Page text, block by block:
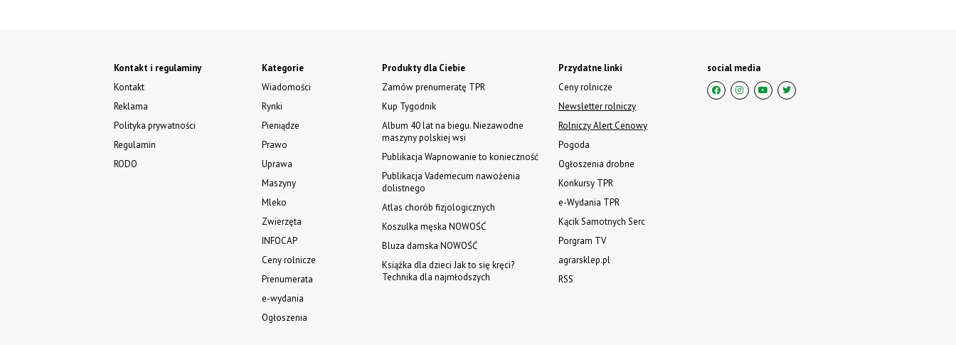
Kontakt i regulaminy
Kontakt
Reklama
Polityka prywatności
Regulamin
RODO
Kategorie
Wiadomości
Rynki
Pieniądze
Prawo
Uprawa
Maszyny
Mleko
Zwierzęta
INFOCAP
Ceny rolnicze
Prenumerata
e-wydania
Ogłoszenia
Produkty dla Ciebie
Zamów prenumeratę TPR
Kup Tygodnik
Album 40 lat na biegu. Niezawodne
maszyny polskiej wsi
Publikacja Wapnowanie to konieczność
Publikacja Vademecum nawożenia
dolistnego
Atlas chorób fizjologicznych
Koszulka męska NOWOŚĆ
Bluza damska NOWOŚĆ
Książka dla dzieci Jak to się kręci?
Technika dla najmłodszych
Przydatne linki
Ceny rolnicze
Newsletter rolniczy
Rolniczy Alert Cenowy
Pogoda
Ogłoszenia drobne
Konkursy TPR
e-Wydania TPR
Kącik Samotnych Serc
Porgram TV
agrarsklep.pl
RSS
social media